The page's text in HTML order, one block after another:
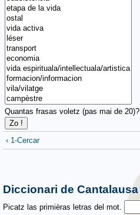
Quantas frasas voletz (pas mai de 20)?
Zo !
‹ 1-Cercar
Diccionari de Cantalausa
Picatz las primièras letras del mot.